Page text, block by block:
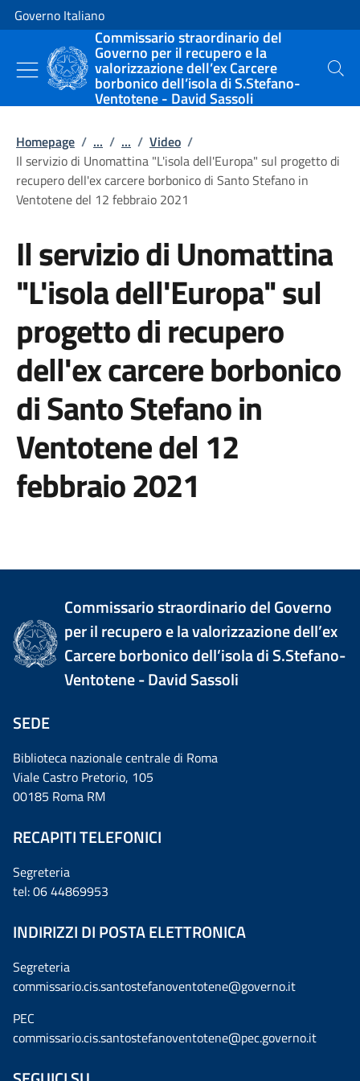
Vai al contenuto
Vai alla navigazione del sito
Governo Italiano
Commissario straordinario del
Governo per il recupero e la
valorizzazione dell’ex Carcere
borbonico dell’isola di S.Stefano-
Ventotene - David Sassoli
Cerca
Homepage / ... / ... / Video /
Il servizio di Unomattina "L'isola dell'Europa" sul progetto di
recupero dell'ex carcere borbonico di Santo Stefano in
Ventotene del 12 febbraio 2021
Il servizio di Unomattina
"L'isola dell'Europa" sul
progetto di recupero
dell'ex carcere borbonico
di Santo Stefano in
Ventotene del 12
febbraio 2021
Commissario straordinario del Governo
per il recupero e la valorizzazione dell’ex
Carcere borbonico dell’isola di S.Stefano-
Ventotene - David Sassoli
SEDE
Biblioteca nazionale centrale di Roma
Viale Castro Pretorio, 105
00185 Roma RM
RECAPITI TELEFONICI
Segreteria
tel: 06 44869953
INDIRIZZI DI POSTA ELETTRONICA
Segreteria
commissario.cis.santostefanoventotene@governo.it
PEC
commissario.cis.santostefanoventotene@pec.governo.it